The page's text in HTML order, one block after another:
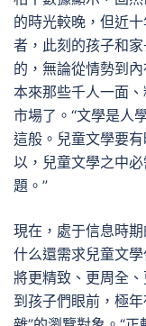
的時光較晚，但近
者，此刻的孩子和
的，無論從情勢到
本來那些千人一面
市場了。“文學是人
這般。兒童文學要
以，兒童文學之中
題。”
現在，處于信息時
什么還需求兒童文
將更精致、更周全
到孩子們眼前，極